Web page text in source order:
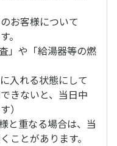
お客様について
。
」や「給湯器等の燃
入れる状態にして
きないと、当日中
）
と重なる場合は、当
ことがあります。